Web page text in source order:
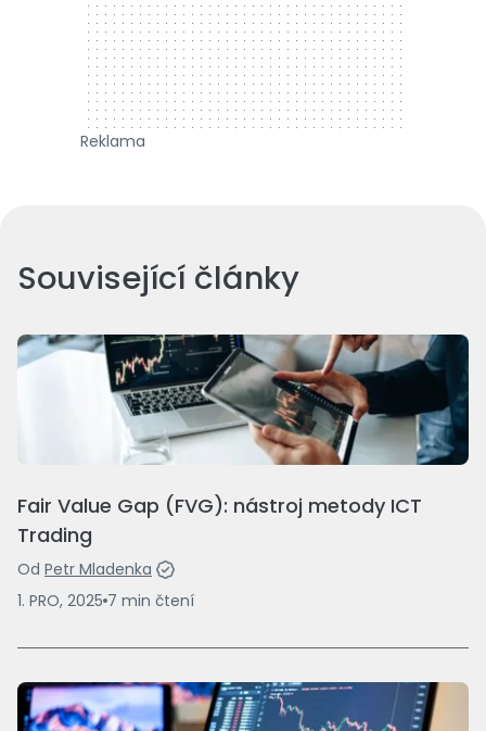
Reklama
Související články
Fair Value Gap (FVG): nástroj metody ICT
Trading
Od Petr Mladenka
1. PRO, 2025 7 min čtení